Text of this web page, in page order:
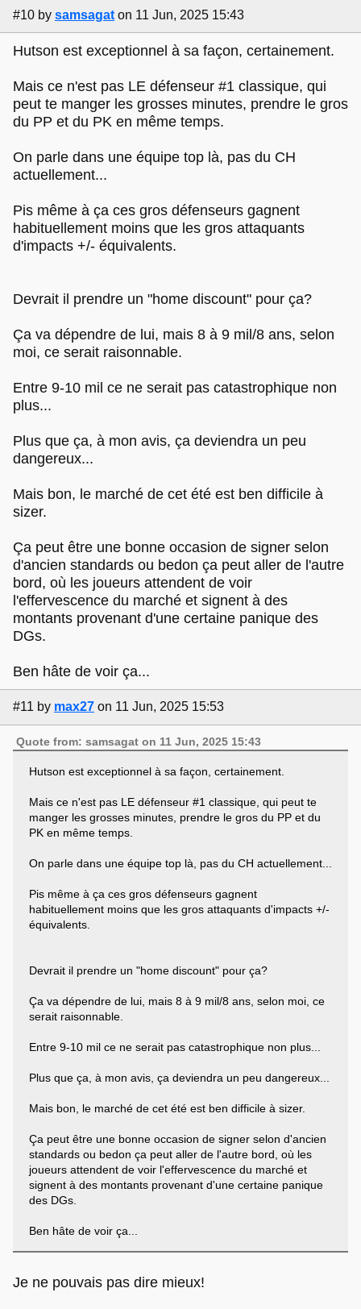
#10 by samsagat on 11 Jun, 2025 15:43
Hutson est exceptionnel à sa façon, certainement.
Mais ce n'est pas LE défenseur #1 classique, qui
peut te manger les grosses minutes, prendre le gros
du PP et du PK en même temps.
On parle dans une équipe top là, pas du CH
actuellement...
Pis même à ça ces gros défenseurs gagnent
habituellement moins que les gros attaquants
d'impacts +/- équivalents.
Devrait il prendre un "home discount" pour ça?
Ça va dépendre de lui, mais 8 à 9 mil/8 ans, selon
moi, ce serait raisonnable.
Entre 9-10 mil ce ne serait pas catastrophique non
plus...
Plus que ça, à mon avis, ça deviendra un peu
dangereux...
Mais bon, le marché de cet été est ben difficile à
sizer.
Ça peut être une bonne occasion de signer selon
d'ancien standards ou bedon ça peut aller de l'autre
bord, où les joueurs attendent de voir
l'effervescence du marché et signent à des
montants provenant d'une certaine panique des
DGs.
Ben hâte de voir ça...
#11 by max27 on 11 Jun, 2025 15:53
Quote from: samsagat on 11 Jun, 2025 15:43
Hutson est exceptionnel à sa façon, certainement.
Mais ce n'est pas LE défenseur #1 classique, qui peut te
manger les grosses minutes, prendre le gros du PP et du
PK en même temps.
On parle dans une équipe top là, pas du CH actuellement...
Pis même à ça ces gros défenseurs gagnent
habituellement moins que les gros attaquants d'impacts +/-
équivalents.
Devrait il prendre un "home discount" pour ça?
Ça va dépendre de lui, mais 8 à 9 mil/8 ans, selon moi, ce
serait raisonnable.
Entre 9-10 mil ce ne serait pas catastrophique non plus...
Plus que ça, à mon avis, ça deviendra un peu dangereux...
Mais bon, le marché de cet été est ben difficile à sizer.
Ça peut être une bonne occasion de signer selon d'ancien
standards ou bedon ça peut aller de l'autre bord, où les
joueurs attendent de voir l'effervescence du marché et
signent à des montants provenant d'une certaine panique
des DGs.
Ben hâte de voir ça...
Je ne pouvais pas dire mieux!